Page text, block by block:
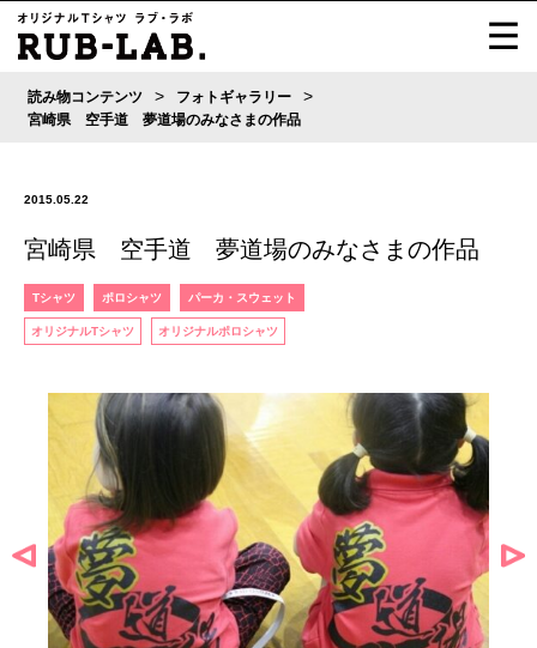
読み物コンテンツ > フォトギャラリー >
宮崎県 空手道 夢道場のみなさまの作品
2015.05.22
宮崎県 空手道 夢道場のみなさまの作品
Tシャツ ポロシャツ パーカ・スウェット
オリジナルTシャツ オリジナルポロシャツ